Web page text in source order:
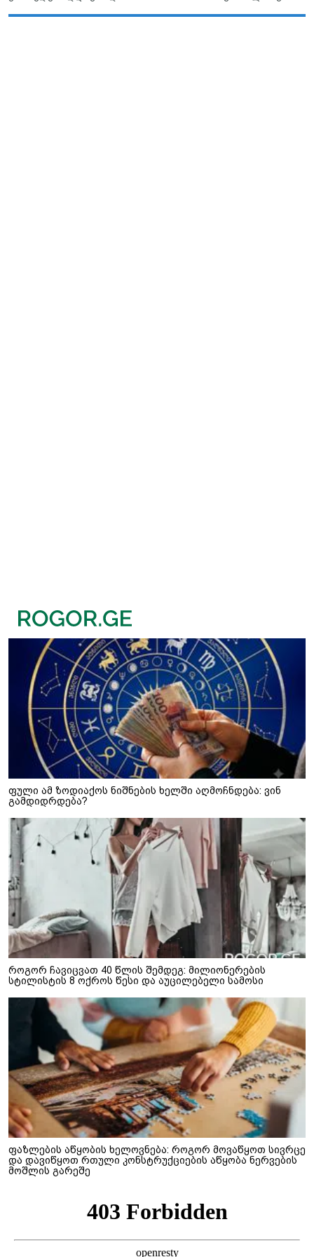
ფული ამ ზოდიაქოს ნიშნების ხელში აღმოჩნდება: ვინ
გამდიდრდება?
როგორ ჩავიცვათ 40 წლის შემდეგ: მილიონერების
სტილისტის 8 ოქროს წესი და აუცილებელი სამოსი
ფაზლების აწყობის ხელოვნება: როგორ მოვაწყოთ სივრცე
და დავიწყოთ რთული კონსტრუქციების აწყობა ნერვების
მოშლის გარეშე